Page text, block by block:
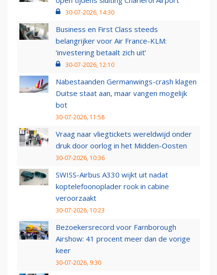
30-07-2026, 14:30
Business en First Class steeds
belangrijker voor Air France-KLM:
‘investering betaalt zich uit’
30-07-2026, 12:10
Nabestaanden Germanwings-crash klagen
Duitse staat aan, maar vangen mogelijk
bot
30-07-2026, 11:58
Vraag naar vliegtickets wereldwijd onder
druk door oorlog in het Midden-Oosten
30-07-2026, 10:36
SWISS-Airbus A330 wijkt uit nadat
koptelefoonoplader rook in cabine
veroorzaakt
30-07-2026, 10:23
Bezoekersrecord voor Farnborough
Airshow: 41 procent meer dan de vorige
keer
30-07-2026, 9:30